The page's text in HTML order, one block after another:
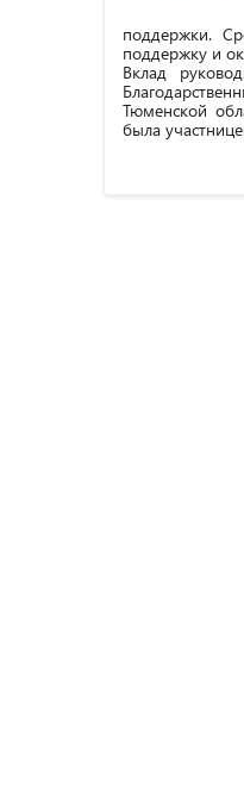
поддержки.
поддержку и
Вклад
Тюменской
была